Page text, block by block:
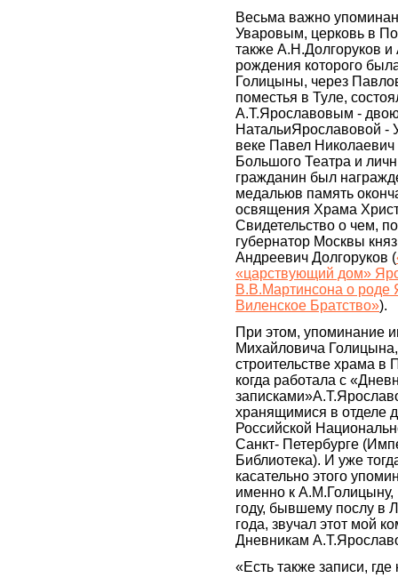
Весьма важно
Уваровым, церковь в
также А.Н.Долгоруков
рождения которого
Голицыны, через
поместья в Туле,
А.Т.Ярославовым -
НатальиЯрославовой -
веке Павел
Большого Театра и
гражданин был
медальюв память
освящения Храма
Свидетельство о чем,
губернатор Москвы
Андреевич Долгоруков (
«царствующий дом»
В.В.Мартинсона о роде
Виленское Братство»).
При этом, упоминание
Михайловича
строительстве храма в
когда работала с
хранящимися в отделе
Российской
Санкт- Петербурге
Библиотека). И уже
касательно этого
именно к
году, бывшему послу в
года, звучал этот мой
Дневникам
«Есть также записи, где